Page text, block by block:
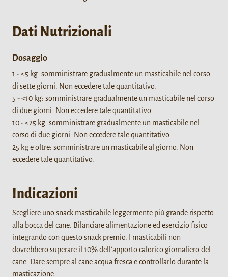
Dati Nutrizionali
Dosaggio
1 - <5 kg: somministrare gradualmente un masticabile nel corso
di sette giorni. Non eccedere tale quantitativo.
5 - <10 kg: somministrare gradualmente un masticabile nel corso
di due giorni. Non eccedere tale quantitativo.
10 - <25 kg: somministrare gradualmente un masticabile nel
corso di due giorni. Non eccedere tale quantitativo.
25 kg e oltre: somministrare un masticabile al giorno. Non
eccedere tale quantitativo.
Indicazioni
Scegliere uno snack masticabile leggermente più grande rispetto
alla bocca del cane. Bilanciare alimentazione ed esercizio fisico
integrando con questo snack premio. I masticabili non
dovrebbero superare il 10% dell'apporto calorico giornaliero del
cane. Dare sempre al cane acqua fresca e controllarlo durante la
masticazione.